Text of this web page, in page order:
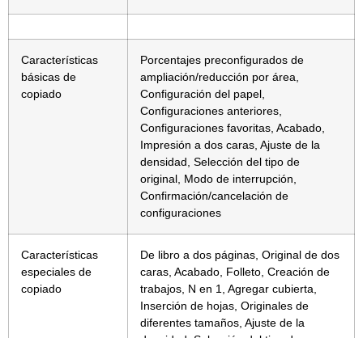
Características
básicas de
copiado
Porcentajes preconfigurados de
ampliación/reducción por área,
Configuración del papel,
Configuraciones anteriores,
Configuraciones favoritas, Acabado,
Impresión a dos caras, Ajuste de la
densidad, Selección del tipo de
original, Modo de interrupción,
Confirmación/cancelación de
configuraciones
Características
especiales de
copiado
De libro a dos páginas, Original de dos
caras, Acabado, Folleto, Creación de
trabajos, N en 1, Agregar cubierta,
Inserción de hojas, Originales de
diferentes tamaños, Ajuste de la